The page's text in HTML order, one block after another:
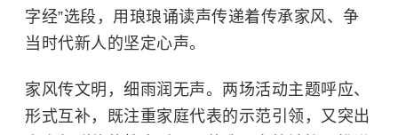
字经”选段，用琅琅诵读声传递着传承家风、争
当时代新人的坚定心声。
家风传文明，细雨润无声。两场活动主题呼应、
形式互补，既注重家庭代表的示范引领，又突出